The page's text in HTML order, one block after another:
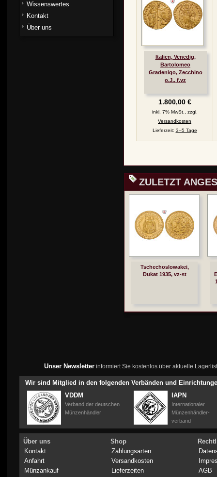
Italien, Venedig,
Bartolomeo
Gradenigo, Zecchino
o.J., f.vz
1.800,00 €
inkl. 7% MwSt., zzgl.
Versandkosten
Lieferzeit: 3–5 Tage
ZULETZT
Tschechoslowakei,
Dukat 1935, vz-st
Wissenswertes
Kontakt
Über uns
Unser Newsletterinformiert Sie kostenlos über aktuelle
Wir sind Mitglied in den folgenden Verbänden und
VDDM
Verband der deutschen
Münzenhändler
IAPN
Internationaler
Münzenhändler-
verband
Über uns
Kontakt
Anfahrt
Münzankauf
Shop
Zahlungsarten
Versandkosten
Lieferzeiten
AGB